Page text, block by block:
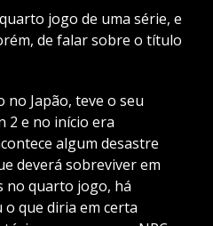
jogo de uma série, e
de falar sobre o título
no Japão, teve o seu
2 e no início era
algum desastre
deverá sobreviver em
no quarto jogo, há
que diria em certa